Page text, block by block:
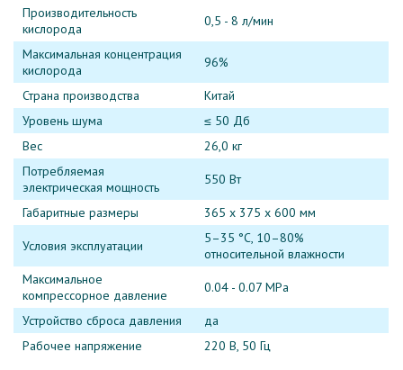
Производительность
кислорода
0,5 - 8 л/мин
Максимальная концентрация
кислорода
96%
Страна производства
Китай
Уровень шума
≤ 50 Дб
Вес
26,0 кг
Потребляемая
электрическая мощность
550 Вт
Габаритные размеры 365 x 375 x 600 мм
Условия эксплуатации
5–35 °C, 10–80%
относительной влажности
Максимальное
компрессорное давление
0.04 - 0.07 MPa
Устройство сброса давления
да
Рабочее напряжение
220 В, 50 Гц